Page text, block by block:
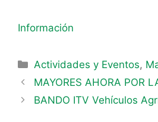
Información
Actividades y Eventos,
MAYORES AHORA POR
BANDO ITV Vehículos